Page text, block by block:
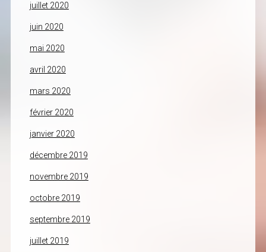
juillet 2020
juin 2020
mai 2020
avril 2020
mars 2020
février 2020
janvier 2020
décembre 2019
novembre 2019
octobre 2019
septembre 2019
juillet 2019